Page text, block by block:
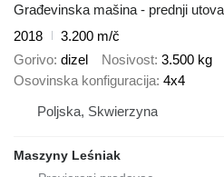
Građevinska mašina - prednji
2018
3.200 m/č
Gorivo dizel Nosivost 3.500 kg
Osovinska konfiguracija 4x4
Poljska, Skwierzyna
Maszyny Leśniak